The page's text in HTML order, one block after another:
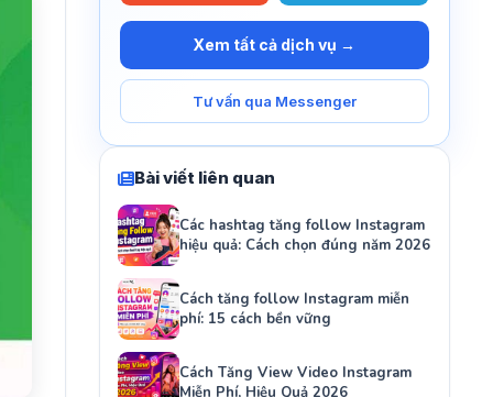
Xem tất cả dịch vụ →
Tư vấn qua Messenger
Bài viết liên quan
Các hashtag tăng follow Instagram
hiệu quả: Cách chọn đúng năm 2026
Cách tăng follow Instagram miễn
phí: 15 cách bền vững
Cách Tăng View Video Instagram
Miễn Phí, Hiệu Quả 2026